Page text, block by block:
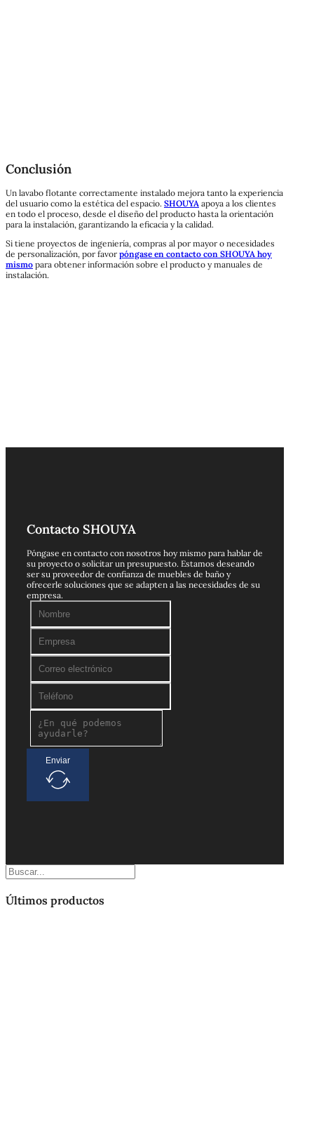
Conclusión
Un lavabo flotante correctamente instalado mejora tanto la experiencia
del usuario como la estética del espacio. SHOUYA apoya a los clientes
en todo el proceso, desde el diseño del producto hasta la orientación
para la instalación, garantizando la eficacia y la calidad.
Si tiene proyectos de ingeniería, compras al por mayor o necesidades
de personalización, por favor póngase en contacto con SHOUYA hoy
mismo para obtener información sobre el producto y manuales de
instalación.
Contacto SHOUYA
Póngase en contacto con nosotros hoy mismo para hablar de
su proyecto o solicitar un presupuesto. Estamos deseando
ser su proveedor de confianza de muebles de baño y
ofrecerle soluciones que se adapten a las necesidades de su
empresa.
Enviar
Buscar
Últimos productos